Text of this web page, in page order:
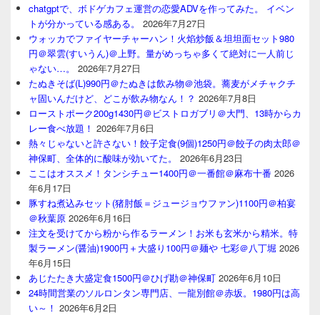
chatgptで、ボドゲカフェ運営の恋愛ADVを作ってみた。 イベン
トが分かっている感ある。
2026年7月27日
ウォッカでファイヤーチャーハン！火焰炒飯＆坦坦面セット980
円＠翠雲(すいうん)＠上野。量がめっちゃ多くて絶対に一人前じ
ゃない…。
2026年7月27日
たぬきそば(L)990円＠たぬきは飲み物＠池袋。蕎麦がメチャクチ
ャ固いんだけど、どこが飲み物なん！？ 2026年7月8日
ローストポーク200g1430円＠ビストロガブリ＠大門、13時からカ
レー食べ放題！ 2026年7月6日
熱々じゃないと許さない！餃子定食(9個)1250円＠餃子の肉太郎＠
神保町、全体的に酸味が効いてた。
2026年6月23日
ここはオススメ！タンシチュー1400円＠一番館＠麻布十番 2026
年6月17日
豚すね煮込みセット(猪肘飯＝ジュージョウファン)1100円＠柏宴
＠秋葉原 2026年6月16日
注文を受けてから粉から作るラーメン！お米も玄米から精米。特
製ラーメン(醤油)1900円＋大盛り100円＠麺や 七彩＠八丁堀 2026
年6月15日
あじたたき大盛定食1500円＠ひげ勘＠神保町 2026年6月10日
24時間営業のソルロンタン専門店、一龍別館＠赤坂。1980円は高
い～！ 2026年6月2日